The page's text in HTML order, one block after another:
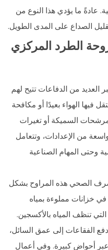
عادةً ما يؤدي هذا النوع من
الصداع على المدى الطويل.
الطرد المركزي
من الدفاعات تتيح لهم
فيها الهواء بعيدًا أو مكافحة
السميكة أو تغيرات
من الإعدادات، وتتعامل
وحتى المهام الصناعية
الصحي هذه المراوح بشكل
في خزانات مملوءة بمياه
تنظف المياه بالأكسجين.
الفقاعات إلى عمق السائل،
أحواض كبيرة. وفي أعمال